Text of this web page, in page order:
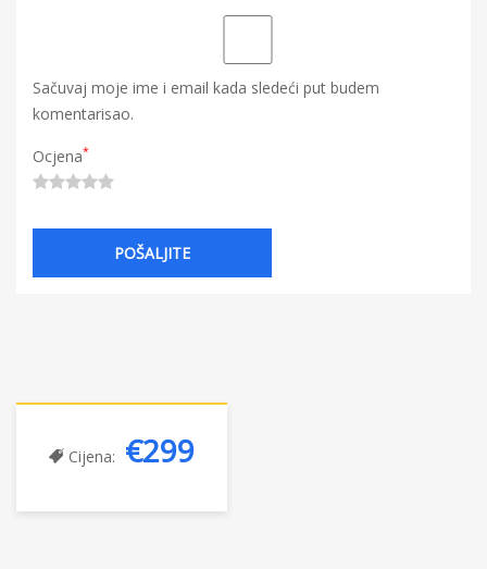
Sačuvaj moje ime i email kada sledeći put budem
komentarisao.
Ocjena*
Cijena: €299